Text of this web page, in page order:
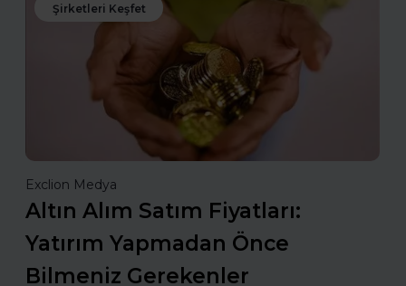
Şirketleri Keşfet
Exclion Medya
Altın Alım Satım Fiyatları:
Yatırım Yapmadan Önce
Bilmeniz Gerekenler